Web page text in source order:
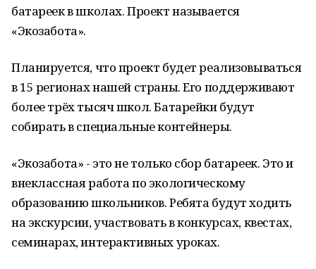
батареек в школах. Проект называется
«Экозабота».
Планируется, что проект будет реализовываться
в 15 регионах нашей страны. Его поддерживают
более трёх тысяч школ. Батарейки будут
собирать в специальные контейнеры.
«Экозабота» - это не только сбор батареек. Это и
внеклассная работа по экологическому
образованию школьников. Ребята будут ходить
на экскурсии, участвовать в конкурсах, квестах,
семинарах, интерактивных уроках.